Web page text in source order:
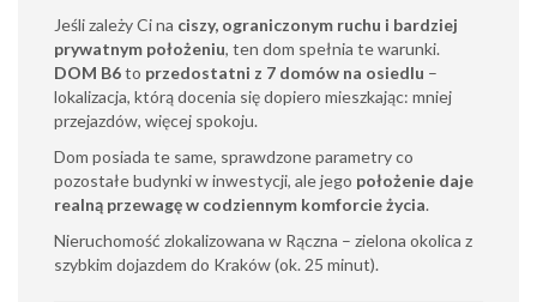
Jeśli zależy Ci na ciszy, ograniczonym ruchu i bardziej
prywatnym położeniu, ten dom spełnia te warunki.
DOM B6to przedostatni z 7 domów na osiedlu –
lokalizacja, którą docenia się dopiero mieszkając: mniej
przejazdów, więcej spokoju.
Dom posiada te same, sprawdzone parametry co
pozostałe budynki w inwestycji, ale jego położenie daje
realną przewagę w codziennym komforcie życia.
Nieruchomość zlokalizowana w Rączna – zielona okolica z
szybkim dojazdem do Kraków (ok. 25 minut).